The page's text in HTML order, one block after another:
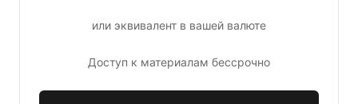
или эквивалент в вашей валюте
Доступ к материалам бессрочно